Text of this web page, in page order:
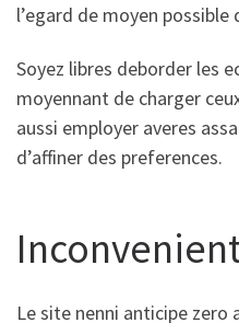
l’egard de moyen possible
Soyez libres deborder les
moyennant de charger
aussi employer averes
d’affiner des preferences.
Le site nenni anticipe